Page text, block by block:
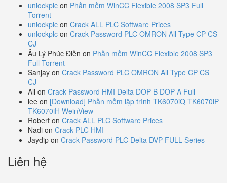
unlockplc on Phần mềm WinCC Flexible 2008 SP3 Full
Torrent
unlockplc on Crack ALL PLC Software Prices
unlockplc on Crack Password PLC OMRON All Type CP CS
CJ
Âu Lý Phúc Điền on Phần mềm WinCC Flexible 2008 SP3
Full Torrent
Sanjay on Crack Password PLC OMRON All Type CP CS
CJ
Ali on Crack Password HMI Delta DOP-B DOP-A Full
lee on [Download] Phần mềm lập trình TK6070iQ TK6070iP
TK6070iH WeinView
Robert on Crack ALL PLC Software Prices
Nadi on Crack PLC HMI
Jaydip on Crack Password PLC Delta DVP FULL Series
Liên hệ